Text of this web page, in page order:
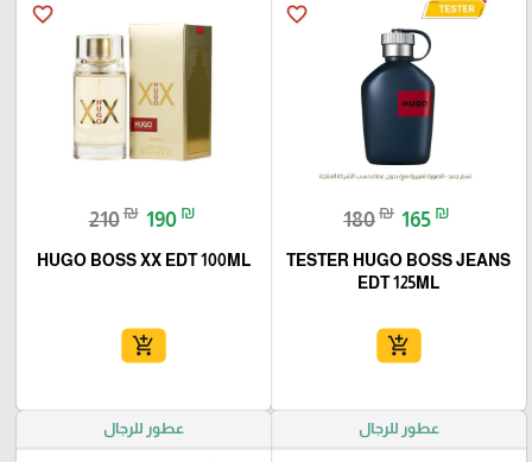
favorite_border
180₪ 165 ₪
TESTER HUGO BOSS JEANS
EDT 125ML
add_shopping_cart
favorite_border
210₪ 190 ₪
HUGO BOSS XX EDT 100ML
add_shopping_cart
عطور للرجال عطور للرجال